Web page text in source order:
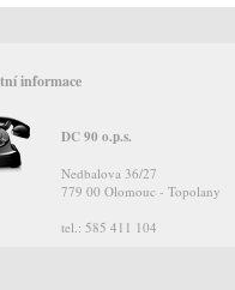
informace
DC 90 o.p.s.
Nedbalova 36/27
779 00 Olomouc - Topolany
tel.: 585 411 104